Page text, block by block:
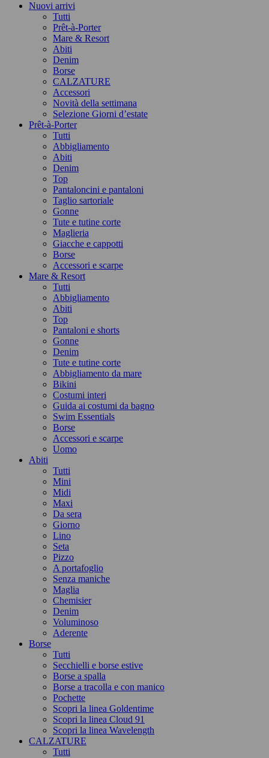
Nuovi arrivi
Tutti
Prêt-à-Porter
Mare & Resort
Abiti
Denim
Borse
CALZATURE
Accessori
Novità della settimana
Selezione Giorni d’estate
Prêt-à-Porter
Tutti
Abbigliamento
Abiti
Denim
Top
Pantaloncini e pantaloni
Taglio sartoriale
Gonne
Tute e tutine corte
Maglieria
Giacche e cappotti
Borse
Accessori e scarpe
Mare & Resort
Tutti
Abbigliamento
Abiti
Top
Pantaloni e shorts
Gonne
Denim
Tute e tutine corte
Abbigliamento da mare
Bikini
Costumi interi
Guida ai costumi da bagno
Swim Essentials
Borse
Accessori e scarpe
Uomo
Abiti
Tutti
Mini
Midi
Maxi
Da sera
Giorno
Lino
Seta
Pizzo
A portafoglio
Senza maniche
Maglia
Chemisier
Denim
Voluminoso
Aderente
Borse
Tutti
Secchielli e borse estive
Borse a spalla
Borse a tracolla e con manico
Pochette
Scopri la linea Goldentime
Scopri la linea Cloud 91
Scopri la linea Wavelength
CALZATURE
Tutti